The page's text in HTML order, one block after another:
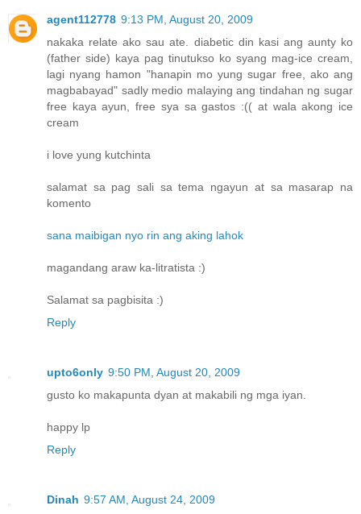
agent112778 9:13 PM, August 20, 2009
nakaka relate ako sau ate. diabetic din kasi ang aunty ko
(father side) kaya pag tinutukso ko syang mag-ice cream,
lagi nyang hamon "hanapin mo yung sugar free, ako ang
magbabayad" sadly medio malaying ang tindahan ng sugar
free kaya ayun, free sya sa gastos :(( at wala akong ice
cream
i love yung kutchinta
salamat sa pag sali sa tema ngayun at sa masarap na
komento
sana maibigan nyo rin ang aking lahok
magandang araw ka-litratista :)
Salamat sa pagbisita :)
Reply
upto6only 9:50 PM, August 20, 2009
gusto ko makapunta dyan at makabili ng mga iyan.
happy lp
Reply
Dinah 9:57 AM, August 24, 2009